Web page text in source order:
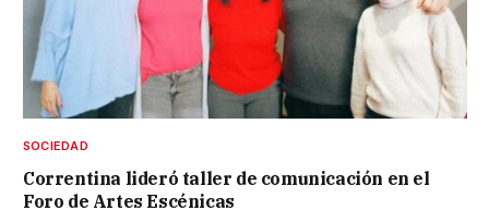
SOCIEDAD
Correntina lideró taller de comunicación en el
Foro de Artes Escénicas